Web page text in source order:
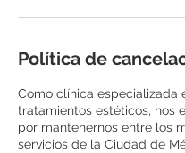
Política de
Como clínica especializada
tratamientos estéticos, nos
por mantenernos entre los
servicios de la Ciudad de